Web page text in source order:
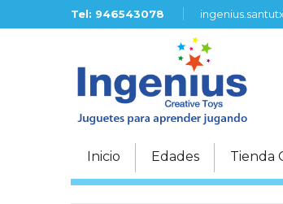
Tel: 946543078
Inicio Edades Tienda